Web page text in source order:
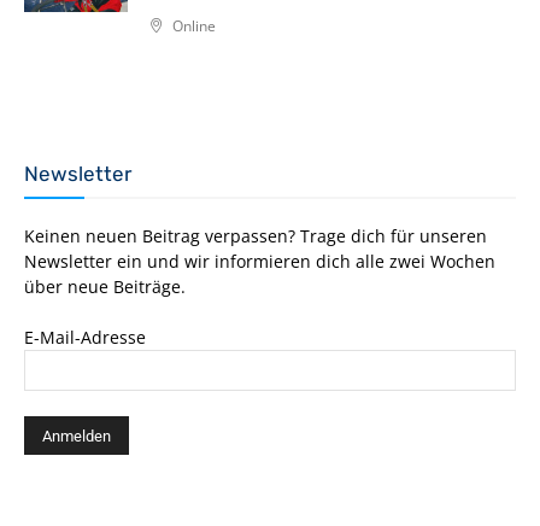
Online
Newsletter
Keinen neuen Beitrag verpassen? Trage dich für unseren
Newsletter ein und wir informieren dich alle zwei Wochen
über neue Beiträge.
E-Mail-Adresse